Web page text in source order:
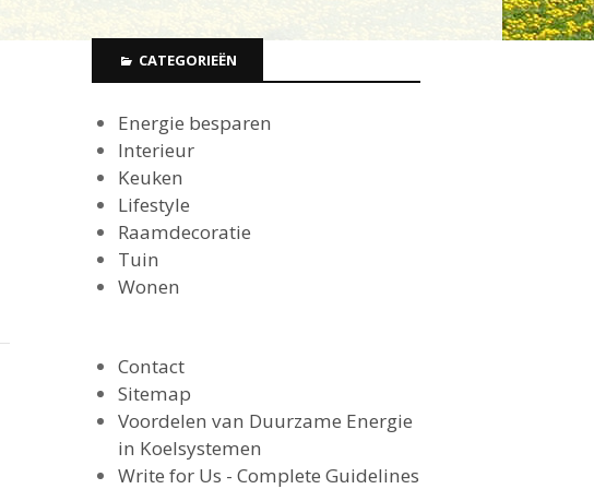
CATEGORIEËN
Energie besparen
Interieur
Keuken
Lifestyle
Raamdecoratie
Tuin
Wonen
Contact
Sitemap
Voordelen van Duurzame Energie
in Koelsystemen
Write for Us - Complete Guidelines